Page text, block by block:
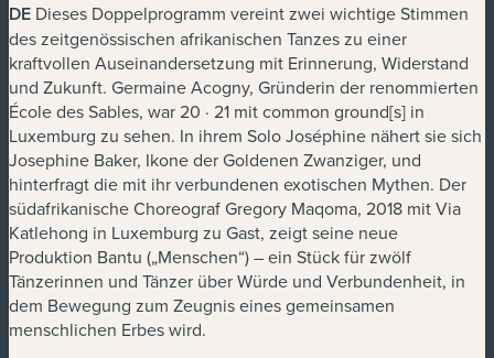
DE Dieses Doppelprogramm vereint zwei wichtige Stimmen
des zeitgenössischen afrikanischen Tanzes zu einer
kraftvollen Auseinandersetzung mit Erinnerung, Widerstand
und Zukunft. Germaine Acogny, Gründerin der renommierten
École des Sables, war 20 · 21 mitcommon ground[s] in
Luxemburg zu sehen. In ihrem SoloJoséphine nähert sie sich
Josephine Baker, Ikone der Goldenen Zwanziger, und
hinterfragt die mit ihr verbundenen exotischen Mythen. Der
südafrikanische Choreograf Gregory Maqoma, 2018 mit Via
Katlehong in Luxemburg zu Gast, zeigt seine neue
Produktion Bantu („Menschen“) – ein Stück für zwölf
Tänzerinnen und Tänzer über Würde und Verbundenheit, in
dem Bewegung zum Zeugnis eines gemeinsamen
menschlichen Erbes wird.